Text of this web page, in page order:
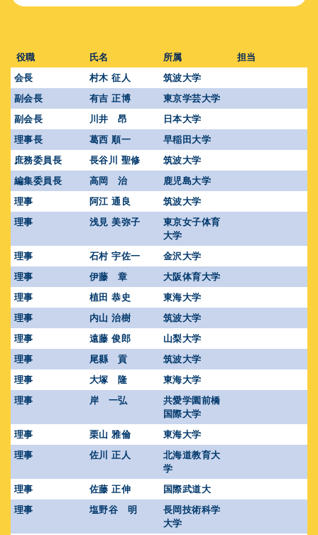
役職 氏名 所属
担当
会長
村木 征人
筑波大学
副会長
有吉 正博
東京学芸大学
副会長
川井 昂
日本大学
理事長
葛西 順一
早稲田大学
庶務委員長
長谷川 聖修
筑波大学
編集委員長
高岡 治
鹿児島大学
理事
阿江 通良
筑波大学
理事
浅見 美弥子
東京女子体育
大学
理事
石村 宇佐一
金沢大学
理事
伊藤 章
大阪体育大学
理事
植田 恭史
東海大学
理事
内山 治樹
筑波大学
理事
遠藤 俊郎
山梨大学
理事
尾縣 貢
筑波大学
理事
大塚 隆
東海大学
理事
岸 一弘
共愛学園前橋
国際大学
理事
栗山 雅倫
東海大学
理事
佐川 正人
北海道教育大
学
理事
佐藤 正伸
国際武道大
理事
塩野谷 明
長岡技術科学
大学